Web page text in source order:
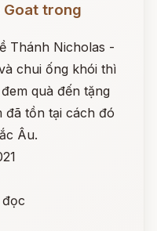
Goat trong
Thánh Nicholas -
chui ống khói thì
quà đến tặng
đã tồn tại cách đó
Âu.